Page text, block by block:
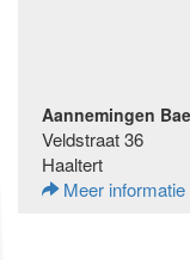
Aannemingen
Veldstraat 36
Haaltert
Meer informatie